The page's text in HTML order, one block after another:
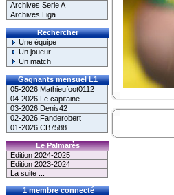
Archives Serie A
Archives Liga
Rechercher
Une équipe
Un joueur
Un match
Gagnants mensuel L1
05-2026 Mathieufoot0112
04-2026 Le capitaine
03-2026 Denis42
02-2026 Fanderobert
01-2026 CB7588
Le Palmarès
Edition 2024-2025
Edition 2023-2024
La suite ...
1 membre connecté